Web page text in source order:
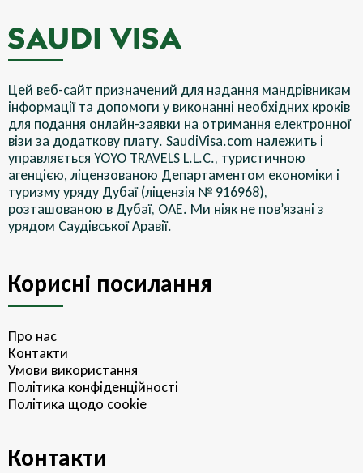
Цей веб-сайт призначений для надання мандрівникам
інформації та допомоги у виконанні необхідних кроків
для подання онлайн-заявки на отримання електронної
візи за додаткову плату. SaudiVisa.com належить і
управляється YOYO TRAVELS L.L.C., туристичною
агенцією, ліцензованою Департаментом економіки і
туризму уряду Дубаї (ліцензія № 916968),
розташованою в Дубаї, ОАЕ. Ми ніяк не пов’язані з
урядом Саудівської Аравії.
Корисні посилання
Про нас
Контакти
Умови використання
Політика конфіденційності
Політика щодо cookie
Контакти